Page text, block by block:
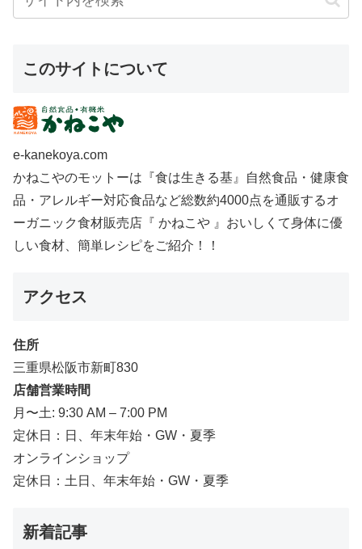
このサイトについて
e-kanekoya.com
かねこやのモットーは『食は生きる基』自然食品・健康食
品・アレルギー対応食品など総数約4000点を通販するオ
ーガニック食材販売店『 かねこや 』おいしくて身体に優
しい食材、簡単レシピをご紹介！！
アクセス
住所
三重県松阪市新町830
店舗営業時間
月〜土: 9:30 AM – 7:00 PM
定休日：日、年末年始・GW・夏季
オンラインショップ
定休日：土日、年末年始・GW・夏季
新着記事